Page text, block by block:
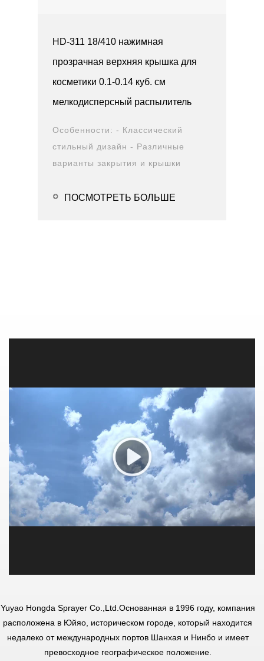
HD-311 18/410 нажимная
прозрачная верхняя крышка для
косметики 0.1-0.14 куб. см
мелкодисперсный распылитель
Особенности: - Классический
стильный дизайн - Различные
варианты закрытия и крышки
протекания - Прочная конструкция
ПОСМОТРЕТЬ БОЛЬШЕ
Yuyao Hongda Sprayer Co.,Ltd. Основанная в 1996 году, компания
расположена в Юйяо, историческом городе, который находится
недалеко от международных портов Шанхая и Нинбо и имеет
превосходное географическое положение.